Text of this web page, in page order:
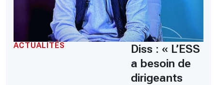
ACTUALITÉS
Diss : « L’ESS
a besoin de
dirigeants